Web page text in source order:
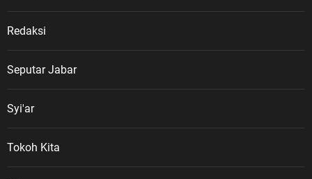
Redaksi
Seputar Jabar
Syi'ar
Tokoh Kita